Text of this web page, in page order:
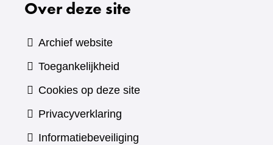
Over deze site
Archief website
Toegankelijkheid
Cookies op deze site
Privacyverklaring
Informatiebeveiliging